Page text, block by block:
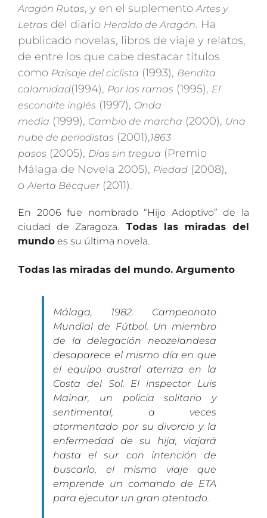
Aragón Rutas, y en el suplementoArtes y
Letras del diario Heraldo de Aragón. Ha
publicado novelas, libros de viaje y relatos,
de entre los que cabe destacar títulos
como Paisaje del ciclista (1993), Bendita
calamidad(1994), Por las ramas (1995), El
escondite inglés (1997), Onda
media (1999), Cambio de marcha (2000), Una
nube de periodistas (2001),1863
pasos (2005), Días sin tregua (Premio
Málaga de Novela 2005), Piedad (2008),
oAlerta Bécquer(2011).
En 2006 fue nombrado “Hijo Adoptivo” de la
ciudad de Zaragoza. Todas las miradas del
mundo es su última novela.
Todas las miradas del mundo. Argumento
Málaga, 1982. Campeonato
Mundial de Fútbol. Un miembro
de la delegación neozelandesa
desaparece el mismo día en que
el equipo austral aterriza en la
Costa del Sol. El inspector Luis
Mainar, un policía solitario y
sentimental, a veces
atormentado por su divorcio y la
enferme­dad de su hija, viajará
hasta el sur con intención de
buscarlo, el mismo viaje que
emprende un comando de ETA
para ejecutar un gran atentado.